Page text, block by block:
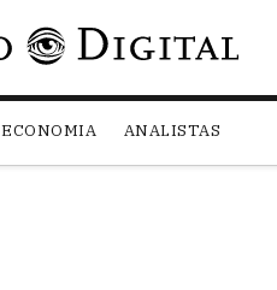
Pasar al contenido principal
ECONOMIA ANALISTAS